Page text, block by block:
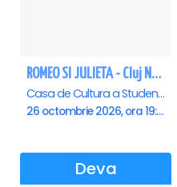
ROMEO SI JULIETA - Cluj Napoca
Casa de Cultura a Studentilor Dumitru Farcas, Cluj-Napoca
26 octombrie 2026, ora 19:00
Deva